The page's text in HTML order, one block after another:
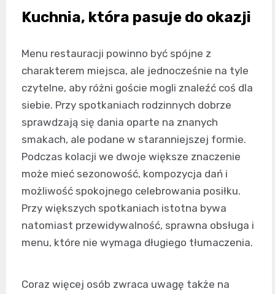
Kuchnia, która pasuje do okazji
Menu restauracji powinno być spójne z
charakterem miejsca, ale jednocześnie na tyle
czytelne, aby różni goście mogli znaleźć coś dla
siebie. Przy spotkaniach rodzinnych dobrze
sprawdzają się dania oparte na znanych
smakach, ale podane w staranniejszej formie.
Podczas kolacji we dwoje większe znaczenie
może mieć sezonowość, kompozycja dań i
możliwość spokojnego celebrowania posiłku.
Przy większych spotkaniach istotna bywa
natomiast przewidywalność, sprawna obsługa i
menu, które nie wymaga długiego tłumaczenia.
Coraz więcej osób zwraca uwagę także na